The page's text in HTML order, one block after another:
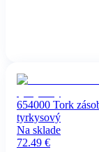
654000 Tork
tyrkysový
Na sklade
72.49 €